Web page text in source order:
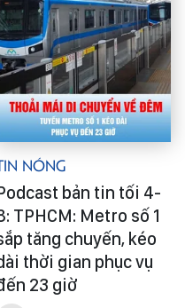
Nóng
bản tin tối 4-
TPHCM: Metro số 1
tăng chuyến, kéo
thời gian phục vụ
23 giờ